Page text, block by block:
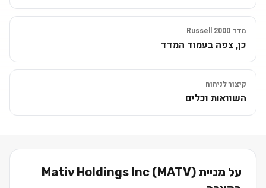
מדד Russell 2000
כן, צפה בעמוד המדד
קיצור לניתוח
השוואות וכלים
על מניית Mativ Holdings Inc (MATV)